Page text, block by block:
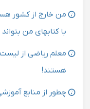
من خارج از کشور
با کتابهای من
معلم ریاضی از
هستند!
چطور از منابع